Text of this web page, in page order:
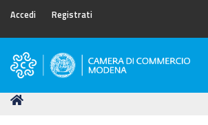
Accedi Registrati
Camera
Commercio
Tu